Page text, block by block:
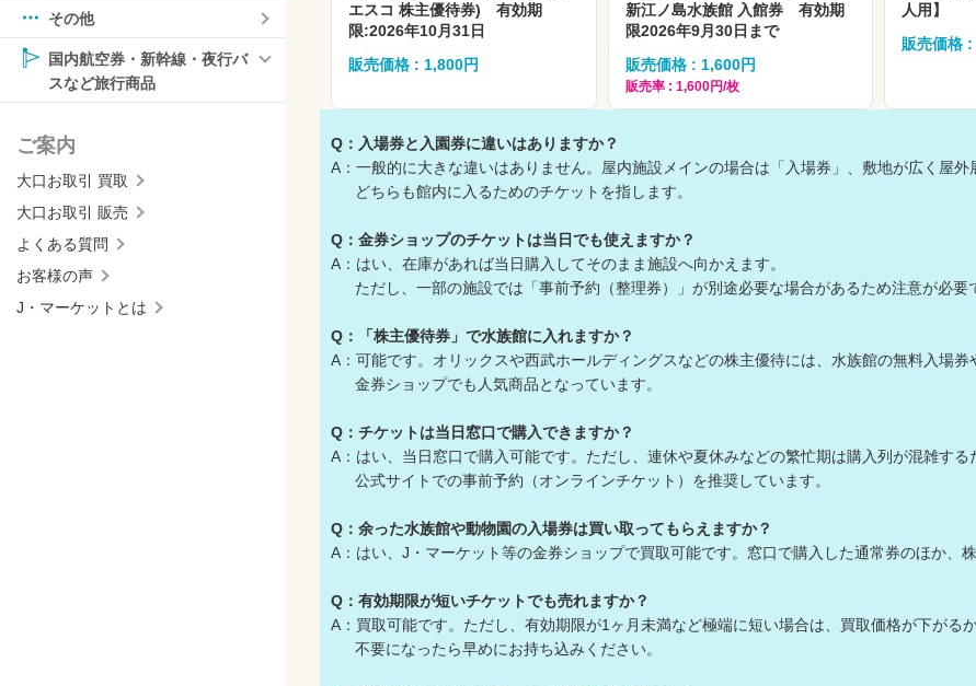
その他
国内航空券・新幹線・夜行バ
スなど旅行商品
ご案内
大口お取引 買取
大口お取引 販売
よくある質問
お客様の声
J・マーケットとは
エスコ 株主優待券) 有効期
限:2026年10月31日
販売価格 : 1,800円
新江ノ島水族館 入館券 有効期
限2026年9月30日まで
販売価格 : 1,600円
販売率 : 1,600円/枚
人用】
販売価格
Q：入場券と入園券に違いはありますか？
A：一般的に大きな違いはありません。屋内施設メインの場合は「入場券」、敷地が広く屋外
どちらも館内に入るためのチケットを指します。
Q：金券ショップのチケットは当日でも使えますか？
A：はい、在庫があれば当日購入してそのまま施設へ向かえます。
ただし、一部の施設では「事前予約（整理券）」が別途必要な場合があるため注意が必要
Q：「株主優待券」で水族館に入れますか？
A：可能です。オリックスや西武ホールディングスなどの株主優待には、水族館の無料入場券
金券ショップでも人気商品となっています。
Q：チケットは当日窓口で購入できますか？
A：はい、当日窓口で購入可能です。ただし、連休や夏休みなどの繁忙期は購入列が混雑する
公式サイトでの事前予約（オンラインチケット）を推奨しています。
Q：余った水族館や動物園の入場券は買い取ってもらえますか？
A：はい、J・マーケット等の金券ショップで買取可能です。窓口で購入した通常券のほか、
Q：有効期限が短いチケットでも売れますか？
A：買取可能です。ただし、有効期限が1ヶ月未満など極端に短い場合は、買取価格が下がる
不要になったら早めにお持ち込みください。